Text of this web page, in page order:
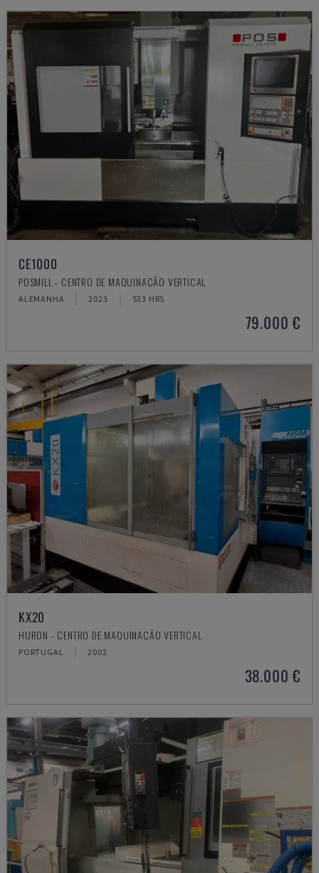
CE1000
POSMILL - CENTRO DE MAQUINAÇÃO VERTICAL
ALEMANHA 2023 533 HRS
79.000 €
KX20
HURON - CENTRO DE MAQUINAÇÃO VERTICAL
PORTUGAL 2002
38.000 €